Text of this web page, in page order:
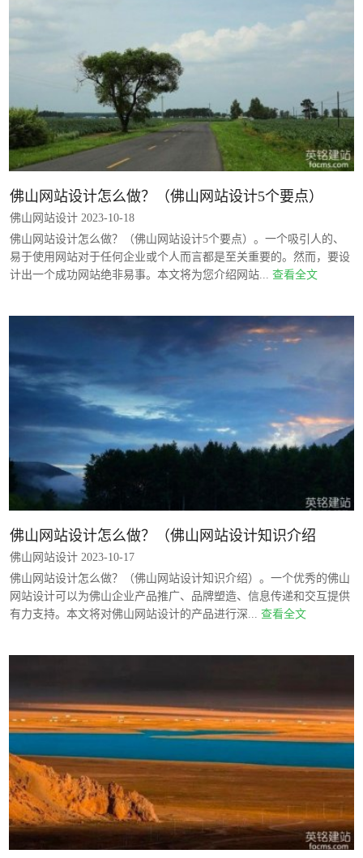
佛山网站设计怎么做？（佛山网站设计5个要点）
佛山网站设计 2023-10-18
佛山网站设计怎么做？（佛山网站设计5个要点）。一个吸引人的、
易于使用网站对于任何企业或个人而言都是至关重要的。然而，要设
计出一个成功网站绝非易事。本文将为您介绍网站... 查看全文
佛山网站设计怎么做？（佛山网站设计知识介绍
佛山网站设计 2023-10-17
佛山网站设计怎么做？（佛山网站设计知识介绍）。一个优秀的佛山
网站设计可以为佛山企业产品推广、品牌塑造、信息传递和交互提供
有力支持。本文将对佛山网站设计的产品进行深... 查看全文